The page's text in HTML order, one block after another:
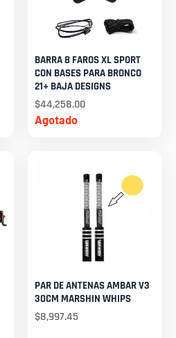
Agotado
BARRA 8 FAROS XL SPORT
CON BASES PARA BRONCO
21+ BAJA DESIGNS
$44,258.00
PAR DE ANTENAS AMBAR V3
30CM MARSHIN WHIPS
$8,997.45